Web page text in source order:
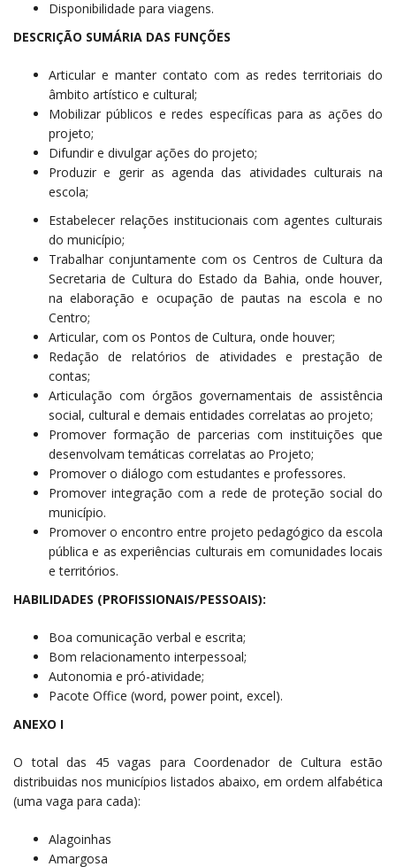
Disponibilidade para viagens.
DESCRIÇÃO SUMÁRIA DAS FUNÇÕES
Articular e manter contato com as redes territoriais do
âmbito artístico e cultural;
Mobilizar públicos e redes específicas para as ações do
projeto;
Difundir e divulgar ações do projeto;
Produzir e gerir as agenda das atividades culturais na
escola;
Estabelecer relações institucionais com agentes culturais
do município;
Trabalhar conjuntamente com os Centros de Cultura da
Secretaria de Cultura do Estado da Bahia, onde houver,
na elaboração e ocupação de pautas na escola e no
Centro;
Articular, com os Pontos de Cultura, onde houver;
Redação de relatórios de atividades e prestação de
contas;
Articulação com órgãos governamentais de assistência
social, cultural e demais entidades correlatas ao projeto;
Promover formação de parcerias com instituições que
desenvolvam temáticas correlatas ao Projeto;
Promover o diálogo com estudantes e professores.
Promover integração com a rede de proteção social do
município.
Promover o encontro entre projeto pedagógico da escola
pública e as experiências culturais em comunidades locais
e territórios.
HABILIDADES (PROFISSIONAIS/PESSOAIS):
Boa comunicação verbal e escrita;
Bom relacionamento interpessoal;
Autonomia e pró-atividade;
Pacote Office (word, power point, excel).
ANEXO I
O total das 45 vagas para Coordenador de Cultura estão
distribuidas nos municípios listados abaixo, em ordem alfabética
(uma vaga para cada):
Alagoinhas
Amargosa